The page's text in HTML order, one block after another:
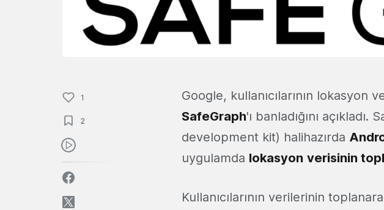
1
2
Google, kullanıcılarının
SafeGraph'ı banladığını
development kit) halihazırda
uygulamda lokasyon verisinin
Kullanıcılarının verilerinin